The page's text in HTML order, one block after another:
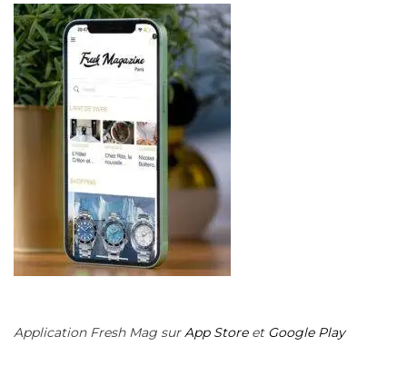
Application Fresh Mag surApp Storeet Google Play